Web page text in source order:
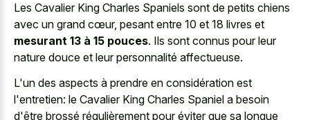
Les Cavalier King Charles Spaniels sont de petits chiens
avec un grand cœur, pesant entre 10 et 18 livres et
mesurant 13 à 15 pouces. Ils sont connus pour leur
nature douce et leur personnalité affectueuse.
L'un des aspects à prendre en considération est
l'entretien: le Cavalier King Charles Spaniel a besoin
d'être brossé régulièrement pour éviter que sa longue